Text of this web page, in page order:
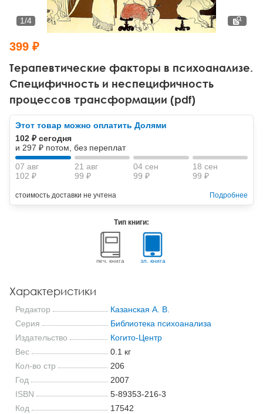
Тревожные расстройства, панические атаки
Психодрама
Другие направления психотерапии
Классический, эриксоновский гипноз и НЛП
НЛП
Психология труда и эргономика
Социальная психология
Социальная и организационная психология
Классический и юнгианский психоанализ
Терапевтические факторы в психоанализе.
Специфичность и неспецифичность
процессов трансформации (pdf)
1/4
399 ₽
Этот товар можно оплатить Долями
102 ₽ сегодня
и 297 ₽ потом, без переплат
07 авг
102 ₽
21 авг
99 ₽
04 сен
99 ₽
18 сен
99 ₽
стоимость доставки не учтена Подробнее
Тип книги:
печ. книга эл. книга
Характеристики
Редактор
Казанская А. В.
Серия
Библиотека психоанализа
Издательство
Когито-Центр
Вес
0.1 кг
Кол-во стр
206
Год
2007
ISBN
5-89353-216-3
Код
17542